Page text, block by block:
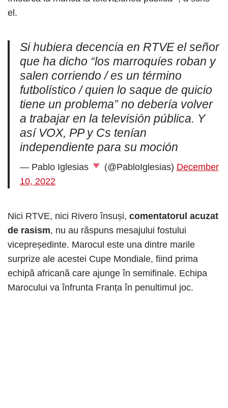
el.
Si hubiera decencia en RTVE el señor
que ha dicho “los marroquíes roban y
salen corriendo / es un término
futbolístico / quien lo saque de quicio
tiene un problema” no debería volver
a trabajar en la televisión pública. Y
así VOX, PP y Cs tenían
independiente para su moción
— Pablo Iglesias (@PabloIglesias) December
10, 2022
Nici RTVE, nici Rivero însuși, comentatorul acuzat
de rasism, nu au răspuns mesajului fostului
vicepreședinte. Marocul este una dintre marile
surprize ale acestei Cupe Mondiale, fiind prima
echipă africană care ajunge în semifinale. Echipa
Marocului va înfrunta Franța în penultimul joc.